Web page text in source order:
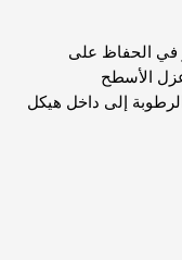
في الحفاظ على
عزل الأسطح
إلى داخل هيكل